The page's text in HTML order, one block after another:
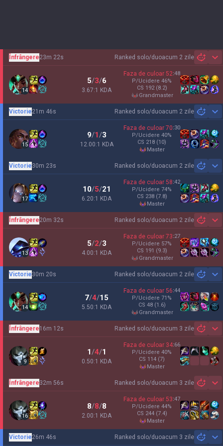
Ranked solo/duoacum 2 zile
Înfrângere23m 22s
14
5/3/6
3.67:1 KDA
Faza de culoar 52:48
P/Ucidere 46%
CS 192 (8.2)
grandmaster
Ranked solo/duoacum 2 zile
Victorie21m 46s
15
9/1/3
12.00:1 KDA
Faza de culoar 70:30
P/Ucidere 40%
CS 218 (10)
master
Ranked solo/duoacum 2 zile
Victorie30m 23s
17
10/5/21
6.20:1 KDA
Faza de culoar 58:42
P/Ucidere 74%
CS 238 (7.8)
master
Ranked solo/duoacum 2 zile
Înfrângere20m 32s
13
5/2/3
4.00:1 KDA
Faza de culoar 73:27
P/Ucidere 57%
CS 191 (9.3)
grandmaster
Ranked solo/duoacum 2 zile
Victorie30m 20s
14
7/4/15
5.50:1 KDA
Faza de culoar 56:44
P/Ucidere 71 %
CS 48 (1.6)
grandmaster
Ranked solo/duoacum 3 zile
Înfrângere16m 12s
9
1/4/1
0.50:1 KDA
Faza de culoar 34:66
P/Ucidere 40%
CS 114 (7)
master
Ranked solo/duoacum 3 zile
Înfrângere32m 56s
16
8/8/8
2.00:1 KDA
Faza de culoar 53:47
P/Ucidere 44%
CS 244 (7.4)
master
Ranked solo/duoacum 3 zile
Victorie26m 46s